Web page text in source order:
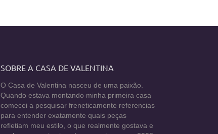
SOBRE A CASA DE VALENTINA
O Casa de Valentina nasceu de uma paixão.
Quando estava montando minha primeira casa
comecei a pesquisar freneticamente referencias
para entender exatamente quais peças
refletiam meu estilo, o que realmente gostava e